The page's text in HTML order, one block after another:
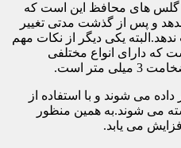
گلس های محافظ این است که
و پس از گذشت مدتی تغییر
یکی دیگر از نکات مهم
که دارای انواع مختلفی
است.
می شوند و با استفاده از
می شوند.به همین منظور
می یابد.